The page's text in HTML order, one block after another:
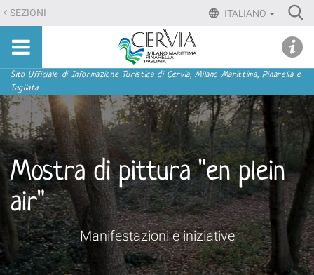
Salta
ai
contenuti.
Salta
alla
navigazione
ITALIANO
SEZIONI
Sito
turistico
ufficiale
Cervia,
Milano
Marittima,
Pinarella,
Tagliata
Sezioni
Sito Ufficiale di Informazione Turistica di Cervia, Milano Marittima, Pinarella e
Tagliata
Mostra di pittura "en plein
air"
Manifestazioni e iniziative
menu